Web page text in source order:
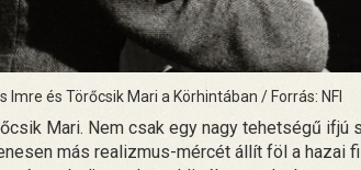
Imre és Törőcsik Mari a Körhintában / Forrás: NFI
Mari. Nem csak egy nagy tehetségű ifjú
más realizmus-mércét állít föl a hazai